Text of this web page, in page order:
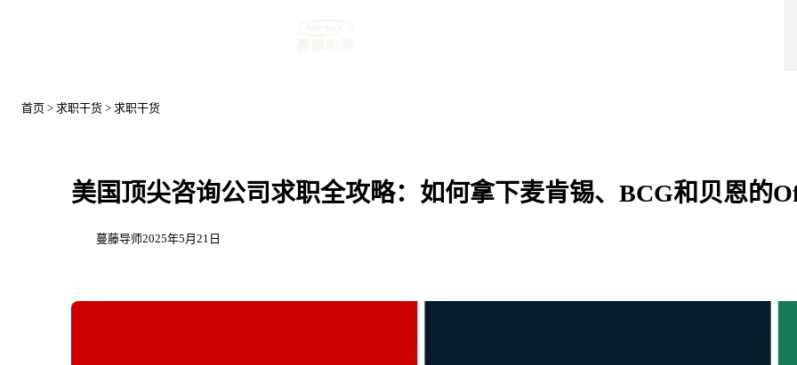
首页 > 求职干货 > 求职干货
美国顶尖咨询公司求职全攻略：如何拿下麦肯锡、BCG和贝恩的
蔓藤导师2025年5月21日